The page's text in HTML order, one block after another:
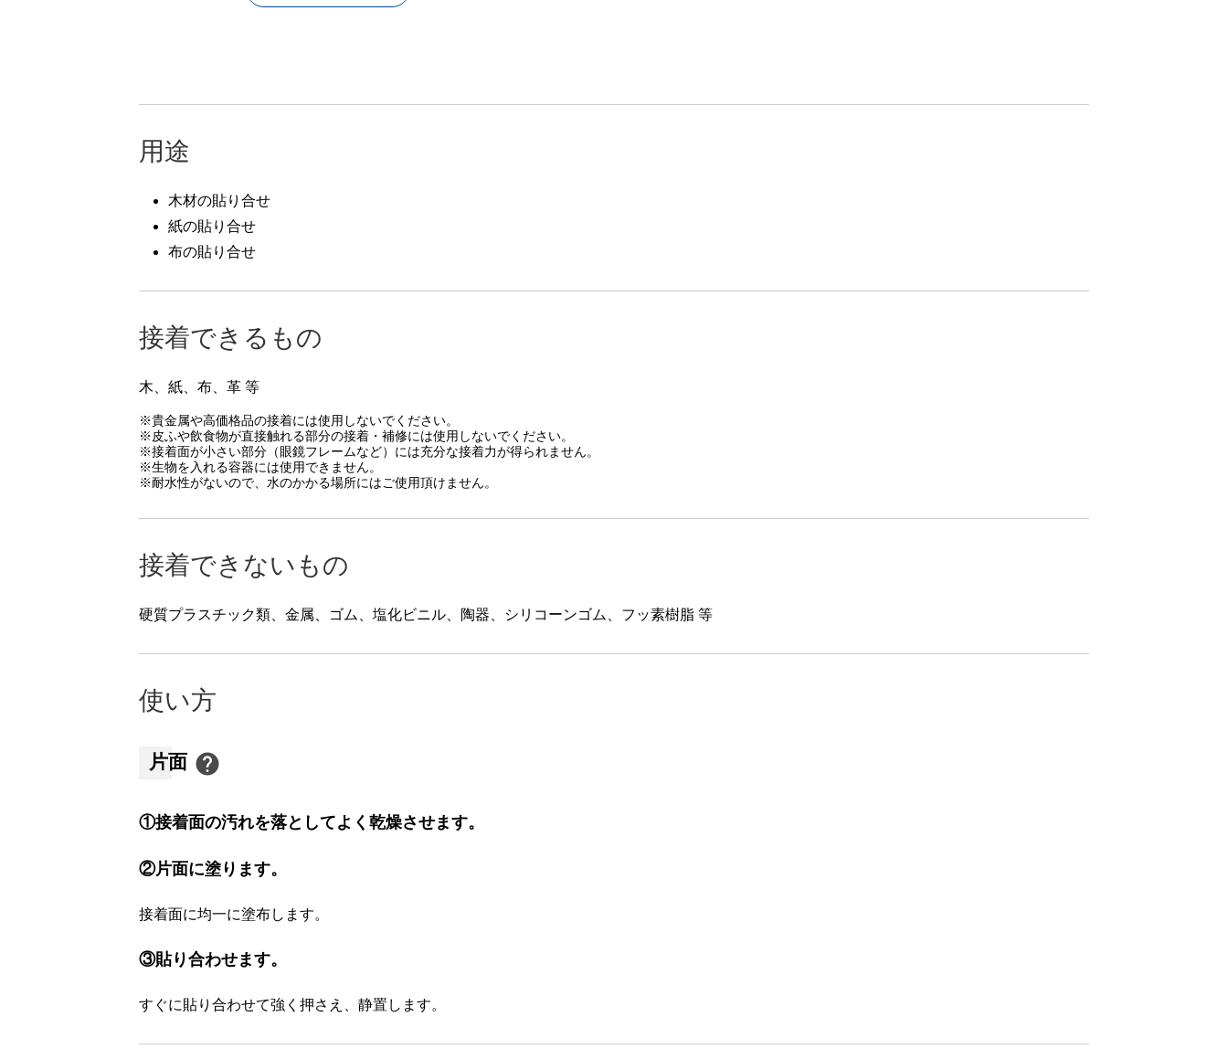
用途
木材の貼り合せ
紙の貼り合せ
布の貼り合せ
接着できるもの
木、紙、布、革 等
※貴金属や高価格品の接着には使用しないでください。
※皮ふや飲食物が直接触れる部分の接着・補修には使用しないでください。
※接着面が小さい部分（眼鏡フレームなど）には充分な接着力が得られません。
※生物を入れる容器には使用できません。
※耐水性がないので、水のかかる場所にはご使用頂けません。
接着できないもの
硬質プラスチック類、金属、ゴム、塩化ビニル、陶器、シリコーンゴム、フッ素樹脂 等
使い方
片面
①接着面の汚れを落としてよく乾燥させます。
②片面に塗ります。
接着面に均一に塗布します。
③貼り合わせます。
すぐに貼り合わせて強く押さえ、静置します。